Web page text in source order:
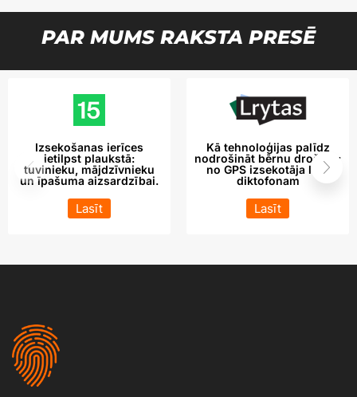
PAR MUMS RAKSTA PRESĒ
Izsekošanas ierīces
ietilpst plaukstā:
tuvinieku, mājdzīvnieku
un īpašuma aizsardzībai.
Lasīt
Kā tehnoloģijas palīdz
nodrošināt bērnu drošību:
no GPS izsekotāja līdz
diktofonam
Lasīt